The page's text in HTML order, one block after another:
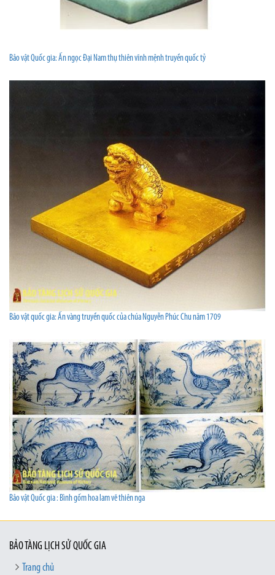
Bảo vật Quốc gia: Ấn ngọc Đại Nam thụ thiên vĩnh mệnh truyền quốc tỷ
Bảo vật quốc gia: Ấn vàng truyền quốc của chúa Nguyễn Phúc Chu năm 1709
Bảo vật Quốc gia : Bình gốm hoa lam vẽ thiên nga
BẢO TÀNG LỊCH SỬ QUỐC GIA
Trang chủ